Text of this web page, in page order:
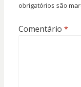
obrigatórios são
Comentário *